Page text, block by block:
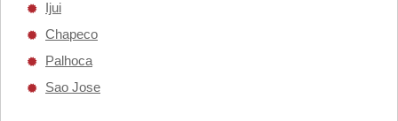
Ijui
Chapeco
Palhoca
Sao Jose